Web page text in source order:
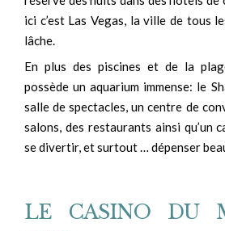
ici c’est Las Vegas, la ville de tous
lâche.
En plus des piscines et de la
possède un aquarium immense: le
salle de spectacles, un centre de
salons, des restaurants ainsi qu’un
se divertir, et surtout … dépenser
LE CASINO DU